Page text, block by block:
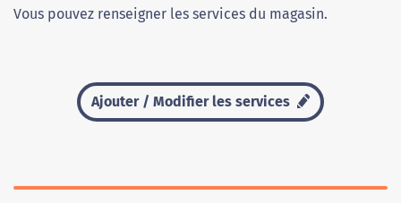
Vous pouvez renseigner les services du magasin.
Ajouter / Modifier les services